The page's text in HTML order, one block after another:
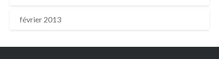
février 2013